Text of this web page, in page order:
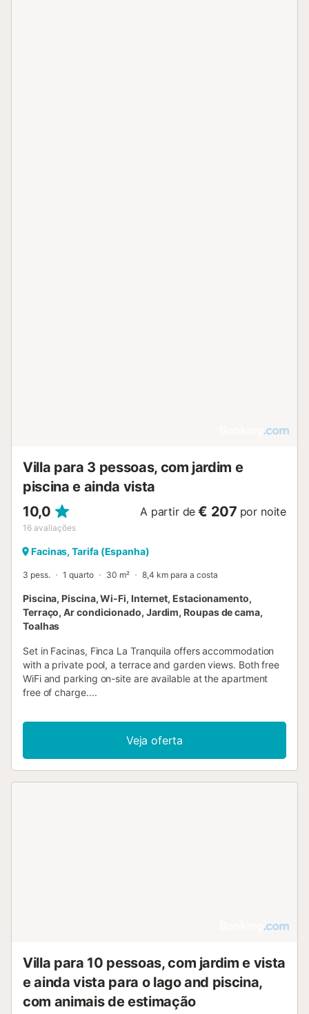
Villa para 3 pessoas, com jardim e
piscina e ainda vista
10,0
16 avaliações
A partir de € 207 por noite
Facinas, Tarifa (Espanha)
3 pess. 1 quarto 30 m² 8,4 km para a costa
Piscina, Piscina, Wi-Fi, Internet, Estacionamento,
Terraço, Ar condicionado, Jardim, Roupas de cama,
Toalhas
Set in Facinas, Finca La Tranquila offers accommodation
with a private pool, a terrace and garden views. Both free
WiFi and parking on-site are available at the apartment
free of charge....
Veja oferta
Villa para 10 pessoas, com jardim e vista
e ainda vista para o lago and piscina,
com animais de estimação